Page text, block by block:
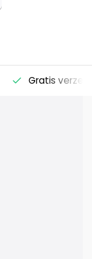
Gratis